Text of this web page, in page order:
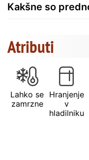
Kakšne so
Atributi
Lahko se
zamrzne
Hranjenje
v
hladilniku